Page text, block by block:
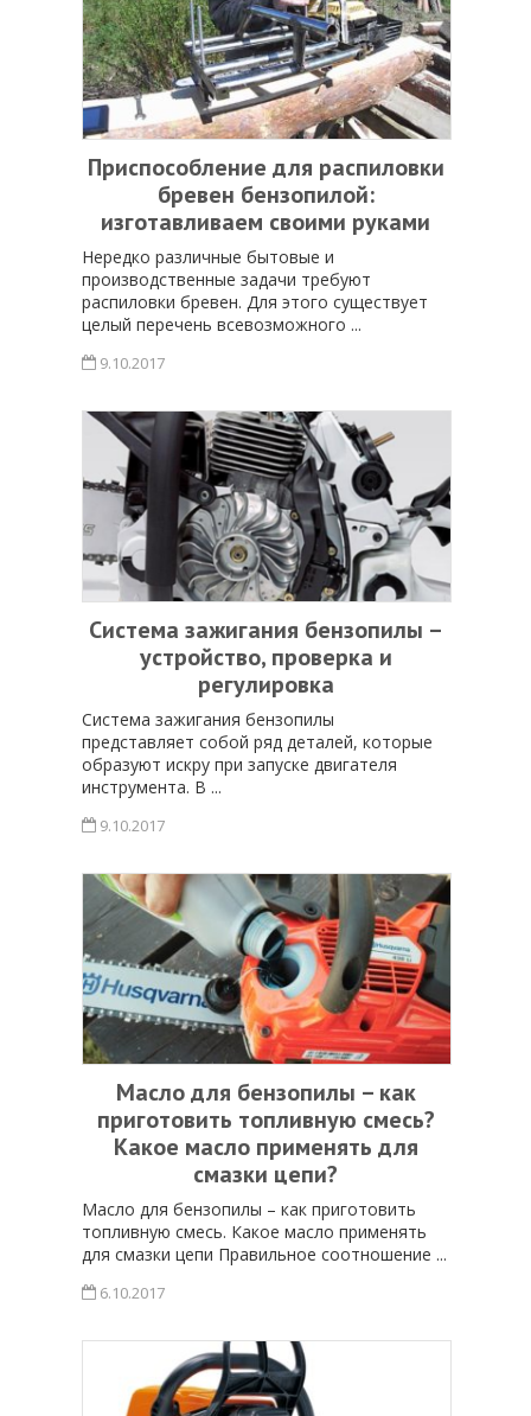
Приспособление для распиловки
бревен бензопилой:
изготавливаем своими руками
Нередко различные бытовые и
производственные задачи требуют
распиловки бревен. Для этого существует
целый перечень всевозможного ...
9.10.2017
Система зажигания бензопилы –
устройство, проверка и
регулировка
Система зажигания бензопилы
представляет собой ряд деталей, которые
образуют искру при запуске двигателя
инструмента. В ...
9.10.2017
Масло для бензопилы – как
приготовить топливную смесь?
Какое масло применять для
смазки цепи?
Масло для бензопилы – как приготовить
топливную смесь. Какое масло применять
для смазки цепи Правильное соотношение ...
6.10.2017